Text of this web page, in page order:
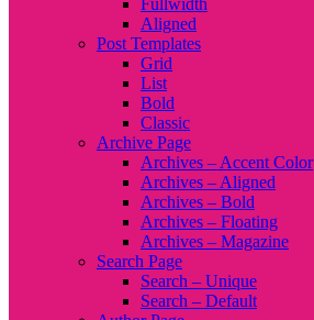
Fullwidth
Aligned
Post Templates
Grid
List
Bold
Classic
Archive Page
Archives – Accent Color
Archives – Aligned
Archives – Bold
Archives – Floating
Archives – Magazine
Search Page
Search – Unique
Search – Default